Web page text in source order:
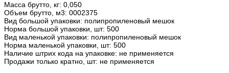
Масса брутто, кг: 0,050
Объем брутто, м3: 0002375
Вид большой упаковки: полипропиленовый мешок
Норма большой упаковки, шт: 500
Вид маленькой упаковки: полипропиленовый мешок
Норма маленькой упаковки, шт: 500
Наличие штрих кода на упаковке: не применяется
Продажи только кратно, шт: не применяется